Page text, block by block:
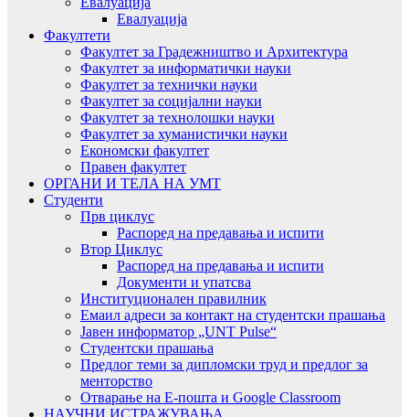
Евалуација
Факултети
Факултет за Градежништво и Архитектура
Факултет за информатички науки
Факултет за технички науки
Факултет за социјални науки
Факултет за технолошки науки
Факултет за хуманистички науки
Економски факултет
Правен факултет
ОРГАНИ И ТЕЛА НА УМТ
Студенти
Прв циклус
Распоред на предавањa и испити
Втор Циклус
Распоред на предавањa и испити
Документи и упатсва
Институционален правилник
Емаил адреси за контакт на студентски прашања
Јавен информатор „UNT Pulse“
Студентски прашања
Предлог теми за дипломски труд и предлог за
менторство
Отварање на Е-пошта и Google Classroom
НАУЧНИ ИСТРАЖУВАЊА